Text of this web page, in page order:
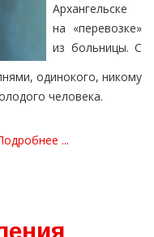
Архангельске
на «перевозке»
из больницы. С
одинокого, никому
человека.
...